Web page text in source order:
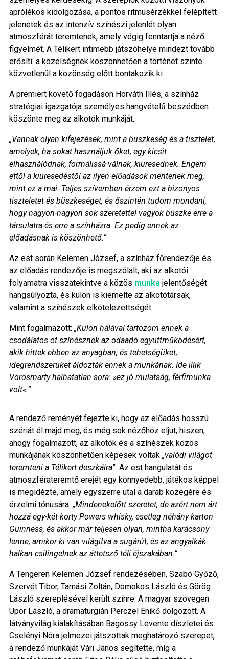
aprólékos kidolgozása, a pontos ritmusérzékkel felépített
jelenetek és az intenzív színészi jelenlét olyan
atmoszférát teremtenek, amely végig fenntartja a néző
figyelmét. A Télikert intimebb játszóhelye mindezt tovább
erősíti: a közelségnek köszönhetően a történet szinte
közvetlenül a közönség előtt bontakozik ki.
A premiert követő fogadáson Horváth Illés, a színház
stratégiai igazgatója személyes hangvételű beszédben
köszönte meg az alkotók munkáját.
„Vannak olyan kifejezések, mint a büszkeség és a tisztelet,
amelyek, ha sokat használjuk őket, egy kicsit
elhasználódnak, formálissá válnak, kiüresednek. Engem
ettől a kiüresedéstől az ilyen előadások mentenek meg,
mint ez a mai. Teljes szívemben érzem ezt a bizonyos
tiszteletet és büszkeséget, és őszintén tudom mondani,
hogy nagyon-nagyon sok szeretettel vagyok büszke erre a
társulatra és erre a színházra. Ez pedig ennek az
előadásnak is köszönhető.”
Az est során Kelemen József, a színház főrendezője és
az előadás rendezője is megszólalt, aki az alkotói
folyamatra visszatekintve a közös munka jelentőségét
hangsúlyozta, és külön is kiemelte az alkotótársak,
valamint a színészek elkötelezettségét.
Mint fogalmazott: „Külön hálával tartozom ennek a
csodálatos öt színésznek az odaadó együttműködésért,
akik hittek ebben az anyagban, és tehetségüket,
idegrendszerüket áldozták ennek a munkának. Ide illik
Vörösmarty halhatatlan sora: »ez jó mulatság, férfimunka
volt«.”
A rendező reményét fejezte ki, hogy az előadás hosszú
szériát él majd meg, és még sok nézőhöz eljut, hiszen,
ahogy fogalmazott, az alkotók és a színészek közös
munkájának köszönhetően képesek voltak „valódi világot
teremteni a Télikert deszkáira”. Az est hangulatát és
atmoszférateremtő erejét egy könnyedebb, játékos képpel
is megidézte, amely egyszerre utal a darab közegére és
érzelmi tónusára: „Mindenekelőtt szeretet, de azért nem árt
hozzá egy-két korty Powers whisky, esetleg néhány karton
Guinness, és akkor már teljesen olyan, mintha karácsony
lenne, amikor ki van világítva a sugárút, és az angyalkák
halkan csilingelnek az áttetsző téli éjszakában.”
A Tengeren Kelemen József rendezésében, Szabó Győző,
Szervét Tibor, Tamási Zoltán, Domokos László és Görög
László szereplésével került színre. A magyar szövegen
Upor László, a dramaturgián Perczel Enikő dolgozott. A
látványvilág kialakításában Bagossy Levente díszletei és
Cselényi Nóra jelmezei játszottak meghatározó szerepet,
a rendező munkáját Vári János segítette, míg a